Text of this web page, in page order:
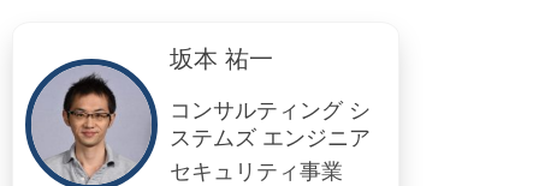
坂本 祐一
コンサルティング シ
ステムズ エンジニア
セキュリティ事業